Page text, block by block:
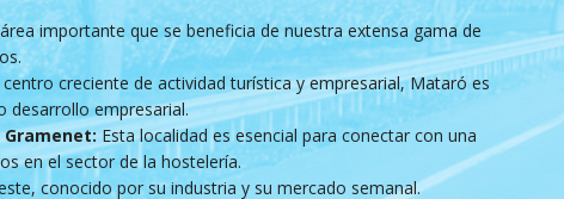
importante que se beneficia de nuestra extensa gama de
creciente de actividad turística y empresarial, Mataró es
desarrollo empresarial.
Gramenet:Esta localidad es esencial para conectar con una
en el sector de la hostelería.
conocido por su industria y su mercado semanal.